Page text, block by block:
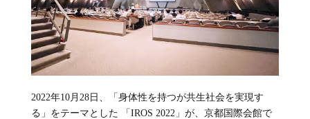
2022年10月 28日、「身体性を持つが共生社会を実現す
る」をテーマとした 「 IROS 2022 」が、京都国際会館で